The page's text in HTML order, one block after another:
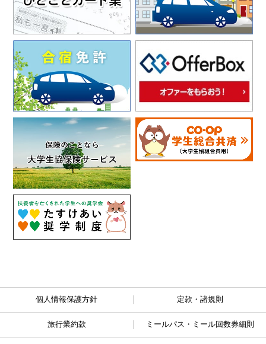
個人情報保護方針 定款・諸規則
旅行業約款 ミールパス・ミール回数券細則